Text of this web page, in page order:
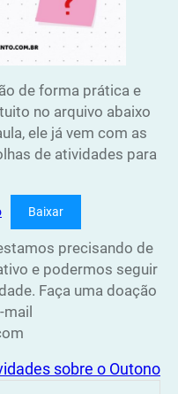
de forma prática e
no arquivo abaixo
ele já vem com as
de atividades para
Baixar
precisando de
e podermos seguir
Faça uma doação
sobre o Outono